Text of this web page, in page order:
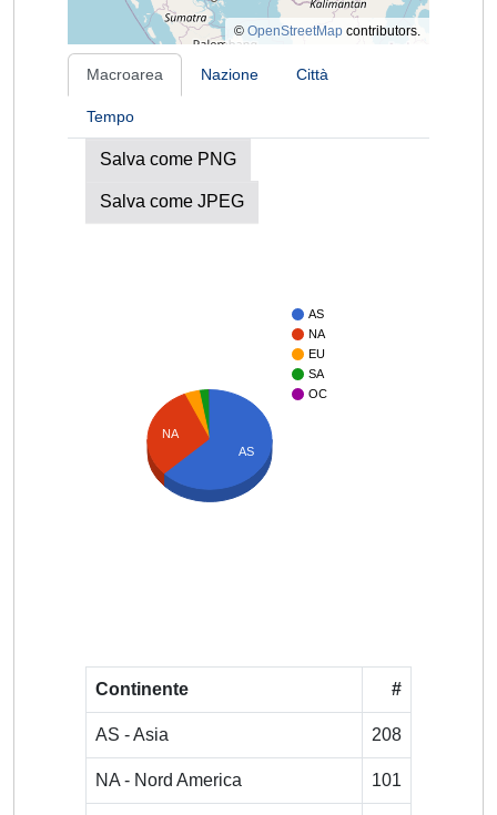
© OpenStreetMap contributors.
Macroarea Nazione Città
Tempo
Salva come PNG
Salva come JPEG
AS
NA
EU
SA
OC
NA
AS
Continente #
AS - Asia 208
NA - Nord America 101